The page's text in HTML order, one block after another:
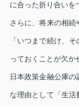
に合った折り合いを
さらに、将来の相続
「いつまで続け、
っておくことが欠か
日本政策金融公庫
な理由として「生